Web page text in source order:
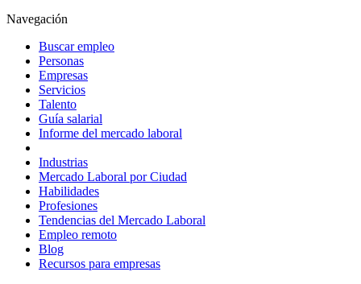
Navegación
Buscar empleo
Personas
Empresas
Servicios
Talento
Guía salarial
Informe del mercado laboral
Industrias
Mercado Laboral por Ciudad
Habilidades
Profesiones
Tendencias del Mercado Laboral
Empleo remoto
Blog
Recursos para empresas